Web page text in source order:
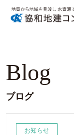
Blog
ブログ
お知らせ